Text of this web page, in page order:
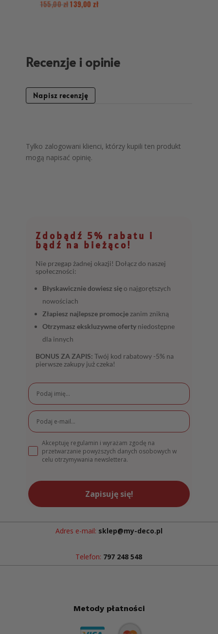
155,00 zł139,00 zł
Recenzje i opinie
Napisz recenzję
Tylko zalogowani klienci, którzy kupili ten produkt
mogą napisać opinię.
Zdobądź 5% rabatu i
bądź na bieżąco!
Nie przegap żadnej okazji! Dołącz do naszej
społeczności:
Błyskawicznie dowiesz sięo najgorętszych
nowościach
Złapiesz najlepsze promocje zanim znikną
Otrzymasz ekskluzywne oferty niedostępne
dla innych
BONUS ZA ZAPIS: Twój kod rabatowy -5% na
pierwsze zakupy już czeka!
Akceptuję regulamin i wyrażam zgodę na
przetwarzanie powyższych danych osobowych w
celu otrzymywania newslettera.
Zapisuję się!
Adres e-mail: sklep@my-deco.pl
Telefon: 797 248 548
Metody płatności